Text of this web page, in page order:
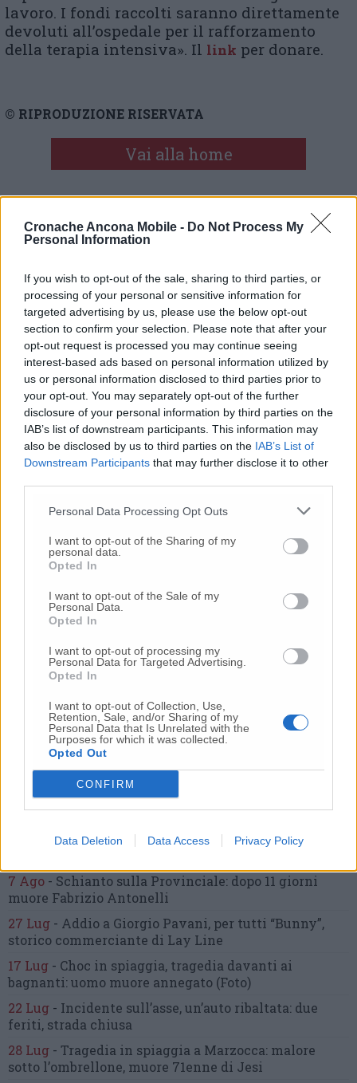
Cronache Ancona Mobile - Do Not Process My
Personal Information
If you wish to opt-out of the sale, sharing to third parties, or
processing of your personal or sensitive information for
targeted advertising by us, please use the below opt-out
section to confirm your selection. Please note that after your
opt-out request is processed you may continue seeing
interest-based ads based on personal information utilized by
us or personal information disclosed to third parties prior to
your opt-out. You may separately opt-out of the further
disclosure of your personal information by third parties on the
IAB’s list of downstream participants. This information may
also be disclosed by us to third parties on the IAB’s List of
Downstream Participants that may further disclose it to other
Personal Data Processing Opt Outs
I want to opt-out of the Sharing of my
personal data.
Opted In
I want to opt-out of the Sale of my
Personal Data.
Opted In
I want to opt-out of processing my
Personal Data for Targeted Advertising.
Opted In
I want to opt-out of Collection, Use,
Retention, Sale, and/or Sharing of my
Personal Data that Is Unrelated with the
Purposes for which it was collected.
Opted Out
CONFIRM
Data Deletion Data Access Privacy Policy
lavoro. I fondi raccolti saranno direttamente
devoluti all’ospedale per il rafforzamento
della terapia intensiva». Il link per donare.
© RIPRODUZIONE RISERVATA
Vai alla home
Commenti
Nessun commento presente
Commenta
Commenta l'articolo
Gli articoli più letti
24 Lug-Bimbi costretti a colpirsi da soli
e lasciati al
-Scontro tra auto e moto a Numana:
gravissimo un centauro
24 Lug-Maltrattamenti all’asilo, parla il sindaco:
«Notifica arrivata in mattinata,
anche i miei figli
sono andati lì»
- Fermato col taser,muore in ospedale dopo un
inseguimento.Indagini in corso per accertare le
-Tragedia a Marzocca,donna travolta e uccisa
da un treno(Foto)
-Dà in escandescenze in spiaggia al Passetto.
Arrivano polizia ed Esercito
20 Lug-Cordoglio a Fabriano per la scomparsa
dell’architetto Bruno Rossi
-Bomba d’acqua e grandine:
strade come fiumi,
7 Ago - Schianto sulla Provinciale: dopo 11 giorni
muore Fabrizio Antonelli
27 Lug - Addio a Giorgio Pavani, per tutti “Bunny”,
storico commerciante di Lay Line
17 Lug - Choc in spiaggia, tragedia davanti ai
bagnanti:uomo muore annegato (Foto)
22 Lug - Incidente sull’asse, un’auto ribaltata: due
feriti, strada chiusa
28 Lug - Tragedia in spiaggia a Marzocca: malore
sotto l’ombrellone, muore 71enne di Jesi